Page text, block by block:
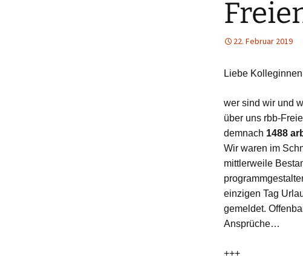
22. Februar 2019
Liebe
wer sind wir und
über uns rbb-
demnach 1488
Wir waren im
mittlerweile
einzigen Tag
gemeldet.
Ansprüche…
+++